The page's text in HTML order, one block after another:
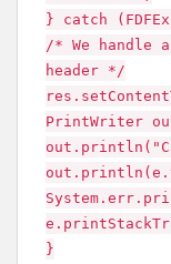
} catch
/* We handle
header */
PrintWriter
}